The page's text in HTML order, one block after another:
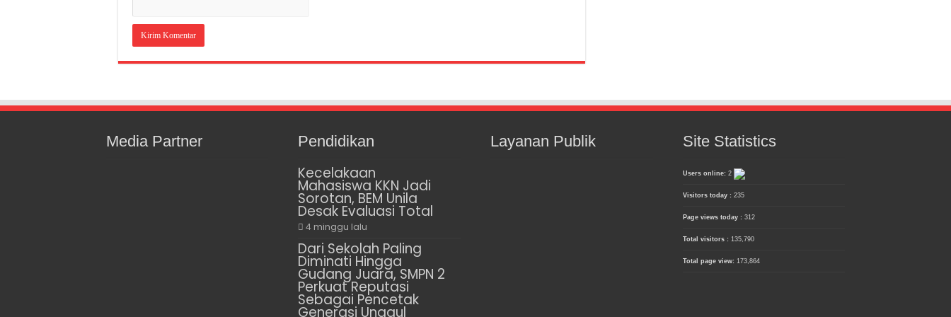
Media Partner Pendidikan
Kecelakaan
Mahasiswa KKN Jadi
Sorotan, BEM Unila
Desak Evaluasi Total
4 minggu lalu
Dari Sekolah Paling
Diminati Hingga
Gudang Juara, SMPN 2
Perkuat Reputasi
Sebagai Pencetak
Generasi Unggul
Layanan Publik Site Statistics
Users online: 2
Visitors today : 235
Page views today : 312
Total visitors : 135,790
Total page view: 173,864